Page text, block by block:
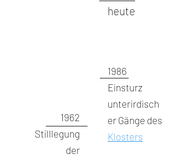
heute
1986
Einsturz
unterirdisch
er Gänge des
Klosters
1962
Stilllegung
der